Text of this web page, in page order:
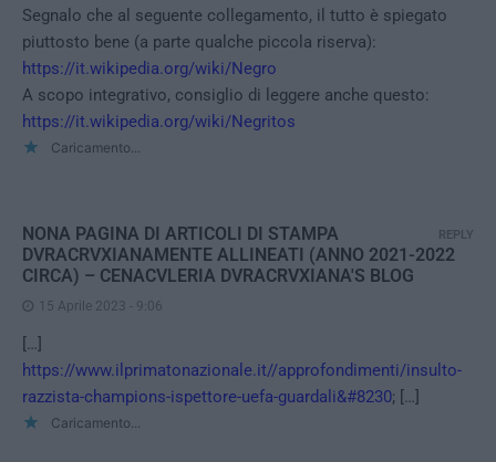
Segnalo che al seguente collegamento, il tutto è spiegato
piuttosto bene (a parte qualche piccola riserva):
https://it.wikipedia.org/wiki/Negro
A scopo integrativo, consiglio di leggere anche questo:
https://it.wikipedia.org/wiki/Negritos
Caricamento...
NONA PAGINA DI ARTICOLI DI STAMPA
DVRACRVXIANAMENTE ALLINEATI (ANNO 2021-2022
CIRCA) – CENACVLERIA DVRACRVXIANA'S BLOG
15 Aprile 2023 - 9:06
[…]
https://www.ilprimatonazionale.it//approfondimenti/insulto-
razzista-champions-ispettore-uefa-guardali&#8230; […]
Caricamento...
REPLY